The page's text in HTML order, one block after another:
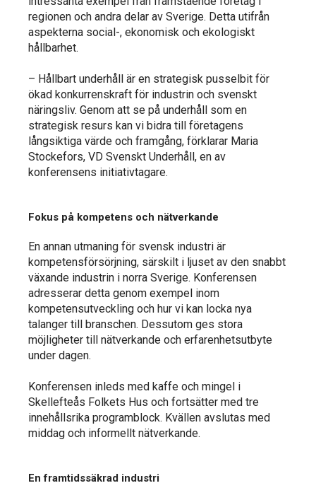
regionen och andra delar av Sverige. Detta utifrån
aspekterna social-, ekonomisk och ekologiskt
hållbarhet.
– Hållbart underhåll är en strategisk pusselbit för
ökad konkurrenskraft för industrin och svenskt
näringsliv. Genom att se på underhåll som en
strategisk resurs kan vi bidra till företagens
långsiktiga värde och framgång, förklarar Maria
Stockefors, VD Svenskt Underhåll, en av
konferensens initiativtagare.
Fokus på kompetens och nätverkande
En annan utmaning för svensk industri är
kompetensförsörjning, särskilt i ljuset av den snabbt
växande industrin i norra Sverige. Konferensen
adresserar detta genom exempel inom
kompetensutveckling och hur vi kan locka nya
talanger till branschen. Dessutom ges stora
möjligheter till nätverkande och erfarenhetsutbyte
under dagen.
Konferensen inleds med kaffe och mingel i
Skellefteås Folkets Hus och fortsätter med tre
innehållsrika programblock. Kvällen avslutas med
middag och informellt nätverkande.
En framtidssäkrad industri